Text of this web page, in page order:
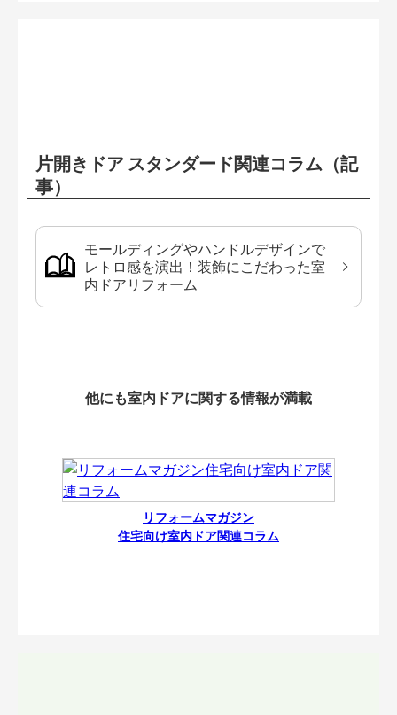
片開きドア スタンダード関連コラム（記
事）
モールディングやハンドルデザインで
レトロ感を演出！装飾にこだわった室
内ドアリフォーム
他にも室内ドアに関する情報が満載
リフォームマガジン
住宅向け室内ドア関連コラム